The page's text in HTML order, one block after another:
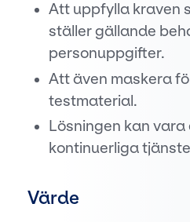
Att uppfylla kraven
ställer gällande
personuppgifter.
Att även maskera
testmaterial.
Lösningen kan vara
kontinuerliga
Värde